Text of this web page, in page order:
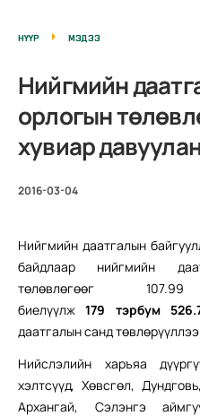
НҮҮР МЭДЭЭ
Нийгмийн
орлогын
хувиар
2016-03-04
Нийгмийн даатгалын
байдлаар нийгмийн
төлөвлөгөөг
биелүүлж179 тэрбум 526.
даатгалын санд төвлөрүүллээ.
Нийслэлийн харъяа
хэлтсүүд, Хөвсгөл,
Архангай, Сэлэнгэ